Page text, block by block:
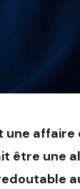
une
être une